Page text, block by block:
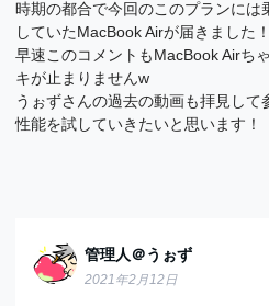
時期の都合で今回のこのプランには
していたMacBook Airが届きました！
早速このコメントもMacBook Airち
キが止まりませんw
うぉずさんの過去の動画も拝見して
性能を試していきたいと思います！
管理人＠うぉず
2021年2月12日